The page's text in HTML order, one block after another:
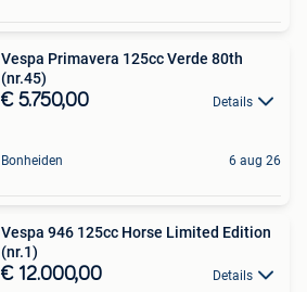
Vespa Primavera 125cc Verde 80th
(nr.45)
€ 5.750,00 Details
Bonheiden 6 aug 26
Vespa 946 125cc Horse Limited Edition
(nr.1)
€ 12.000,00 Details